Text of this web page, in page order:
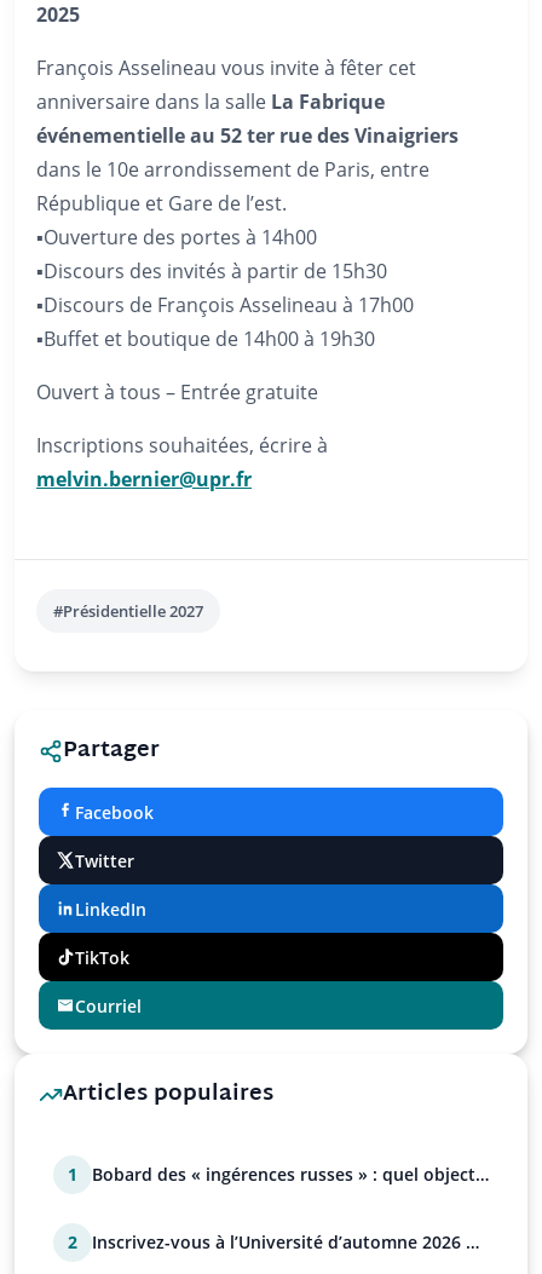
2025
François Asselineau vous invite à fêter cet
anniversaire dans la salle La Fabrique
événementielle au 52 ter rue des Vinaigriers
dans le 10e arrondissement de Paris, entre
République et Gare de l’est.
▪️Ouverture des portes à 14h00
▪️Discours des invités à partir de 15h30
▪️Discours de François Asselineau à 17h00
▪️Buffet et boutique de 14h00 à 19h30
Ouvert à tous – Entrée gratuite
Inscriptions souhaitées, écrire à
melvin.bernier@upr.fr
#Présidentielle 2027
Partager
Facebook
Twitter
LinkedIn
TikTok
Courriel
Articles populaires
1
Bobard des « ingérences russes » : quel objectif
2
Inscrivez-vous à l’Université d’automne 2026 de